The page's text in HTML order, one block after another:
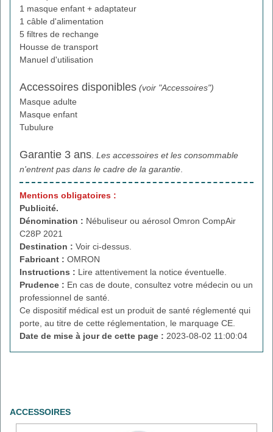
1 masque enfant + adaptateur
1 câble d'alimentation
5 filtres de rechange
Housse de transport
Manuel d'utilisation
Accessoires disponibles (voir "Accessoires")
Masque adulte
Masque enfant
Tubulure
Garantie 3 ans Les accessoires et les consommable
n'entrent pas dans le cadre de la garantie
Mentions obligatoires :
Publicité.
Dénomination : Nébuliseur ou aérosol Omron CompAir
C28P 2021
Destination : Voir ci-dessus.
Fabricant : OMRON
Instructions : Lire attentivement la notice éventuelle.
Prudence : En cas de doute, consultez votre médecin ou un
professionnel de santé.
Ce dispositif médical est un produit de santé réglementé qui
porte, au titre de cette réglementation, le marquage CE.
Date de mise à jour de cette page : 2023-08-02 11:00:04
ACCESSOIRES